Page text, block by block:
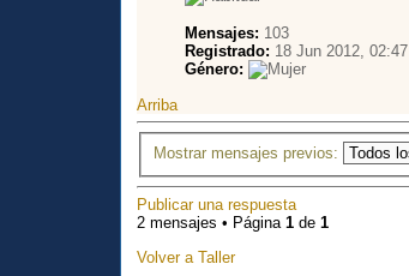
Mensajes: 103
Registrado: 18 Jun 2012, 02:47
Género:
Arriba
Mostrar mensajes previos:
Publicar una respuesta
2 mensajes • Página1 de1
Volver a Taller